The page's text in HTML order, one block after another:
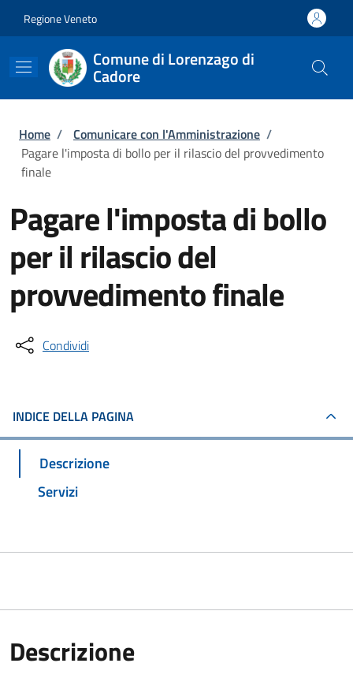
Regione Veneto
Comune di Lorenzago di
Cadore
Briciole di pane
Home / Comunicare con l'Amministrazione /
Pagare l'imposta di bollo per il rilascio del provvedimento
finale
Pagare l'imposta di bollo
per il rilascio del
provvedimento finale
Condividi
INDICE DELLA PAGINA
Descrizione
Servizi
Descrizione